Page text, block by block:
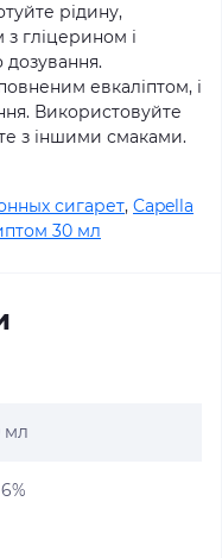
рідину,
з гліцерином і
евкаліптом, і
Використовуйте
з іншими смаками.
сигарет, Capella
30 мл
мл